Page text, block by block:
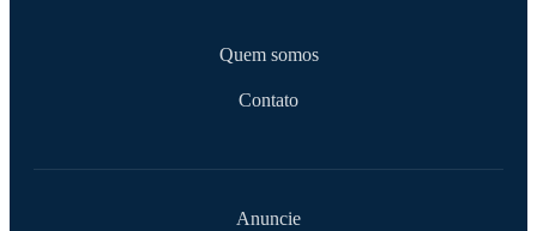
Quem somos
Contato
Anuncie